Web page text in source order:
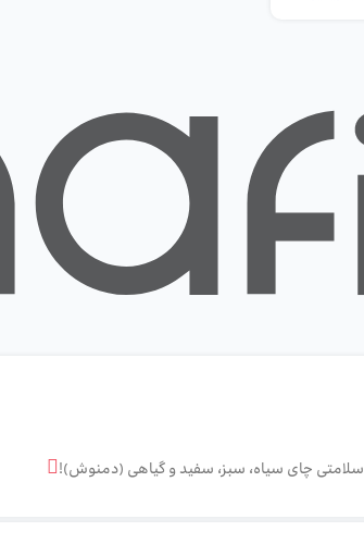
سلامتی چای سیاه، سبز، سفید و گیاهی (دمنوش)!